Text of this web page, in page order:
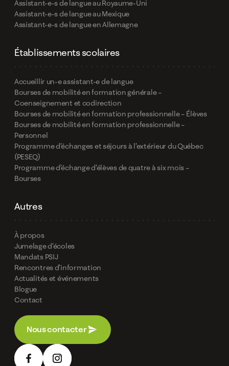
Assistant-e-s de langue au Royaume-Uni
Assistant-e-s de langue au Mexique
Assistant-e-s de langue en Allemagne
Établissements scolaires
Accueillir un-e assistant-e de langue
Bourses de mobilité en formation générale –
Coenseignement et codirection
Bourses de mobilité en formation professionnelle – Élèves
Bourses de mobilité en formation professionnelle –
Personnel
Programme d’échanges et séjours à l’extérieur du Québec
(PESEQ)
Programme d’échange d’élèves de quatre à six mois –
Bourses
Autres
À propos
Jumelage d’écoles
Mandats PSIJ
Rencontres d’information
Actualités et événements
Blogue
Contact
Nous contacter